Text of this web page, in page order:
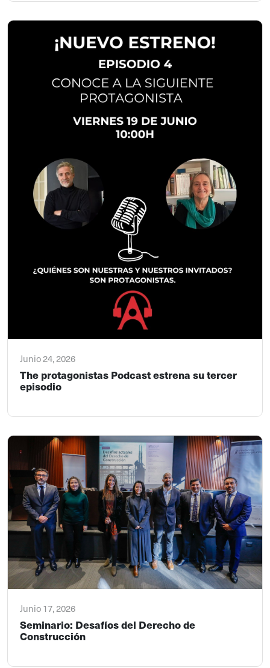
Junio 24, 2026
The protagonistas Podcast estrena su tercer
episodio
Junio 17, 2026
Seminario: Desafíos del Derecho de
Construcción